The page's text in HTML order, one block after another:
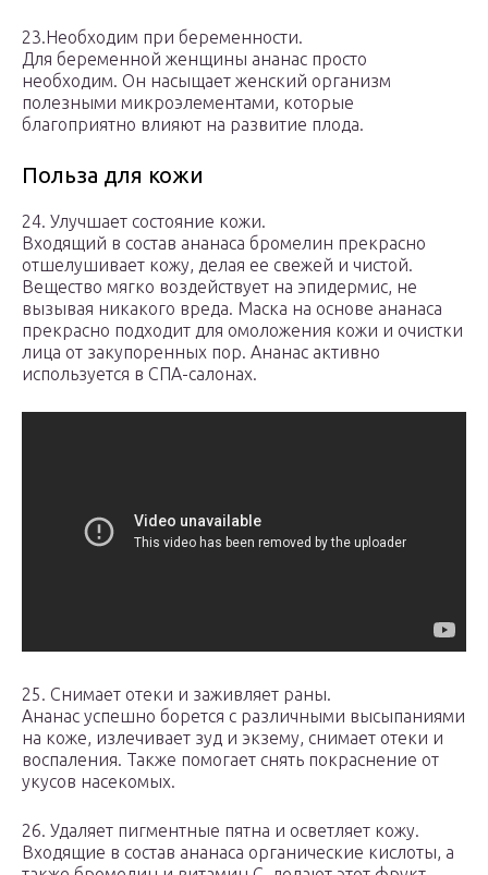
23.Необходим при беременности.
Для беременной женщины ананас просто
необходим. Он насыщает женский организм
полезными микроэлементами, которые
благоприятно влияют на развитие плода.
Польза для кожи
24. Улучшает состояние кожи.
Входящий в состав ананаса бромелин прекрасно
отшелушивает кожу, делая ее свежей и чистой.
Вещество мягко воздействует на эпидермис, не
вызывая никакого вреда. Маска на основе ананаса
прекрасно подходит для омоложения кожи и очистки
лица от закупоренных пор. Ананас активно
используется в СПА-салонах.
25. Снимает отеки и заживляет раны.
Ананас успешно борется с различными высыпаниями
на коже, излечивает зуд и экзему, снимает отеки и
воспаления. Также помогает снять покраснение от
укусов насекомых.
26. Удаляет пигментные пятна и осветляет кожу.
Входящие в состав ананаса органические кислоты, а